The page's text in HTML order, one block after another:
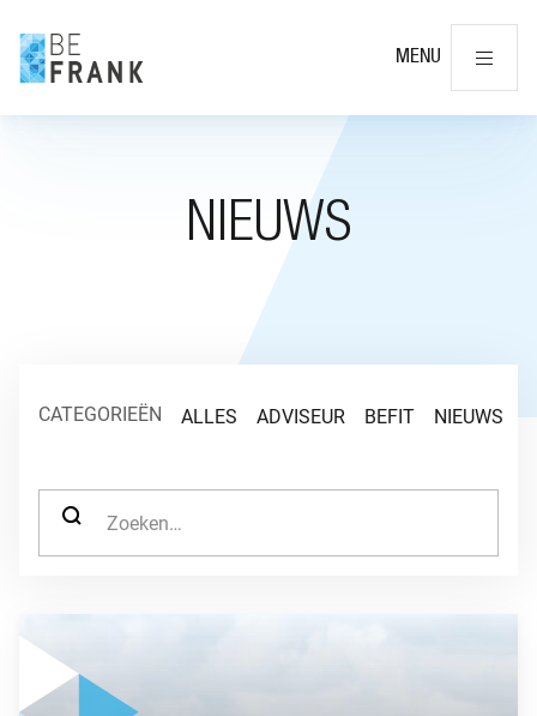
MENU
NIEUWS
CATEGORIEËN ALLES ADVISEUR BEFIT NIEUWS
ZOEK NAAR: